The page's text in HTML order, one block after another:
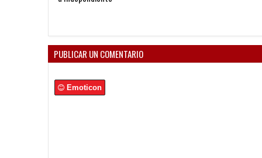
PUBLICAR UN COMENTARIO
Emoticon